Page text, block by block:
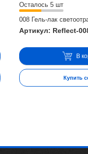
Осталось 5 шт
008 Гель-лак
Артикул: Reflect-
В
Купить